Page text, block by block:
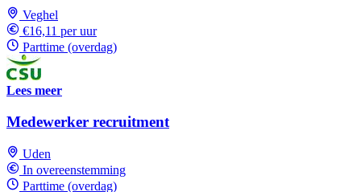
Veghel
€16,11 per uur
Parttime (overdag)
Lees meer
Medewerker recruitment
Uden
In overeenstemming
Parttime (overdag)